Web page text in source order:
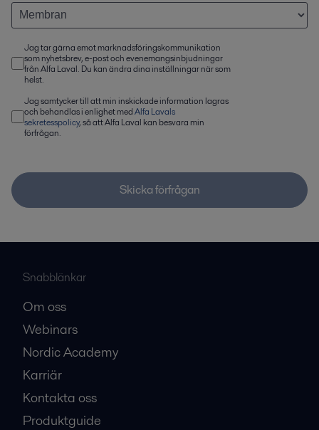
Jag tar gärna emot marknadsföringskommunikation
som nyhetsbrev, e-post och evenemangsinbjudningar
från Alfa Laval. Du kan ändra dina inställningar när som
helst.
Jag samtycker till att min inskickade information lagras
och behandlas i enlighet medAlfa Lavals
sekretesspolicy, så att Alfa Laval kan besvara min
förfrågan.
Skicka förfrågan
Snabblänkar
Om oss
Webinars
Nordic Academy
Karriär
Kontakta oss
Produktguide